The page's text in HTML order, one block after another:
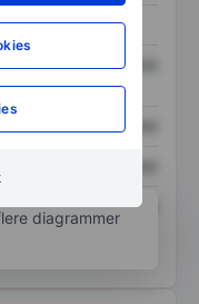
XXXXXXX
XXXXXXX
XXXXXXX
diagrammer